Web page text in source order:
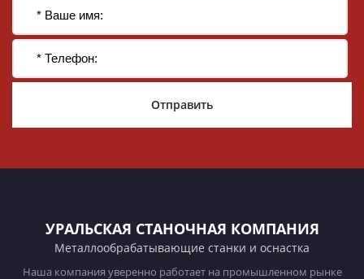
Отправить
УРАЛЬСКАЯ СТАНОЧНАЯ КОМПАНИЯ
Металлообрабатывающие станки и оснастка
Наша компания уверенно работает на промышленном рынке